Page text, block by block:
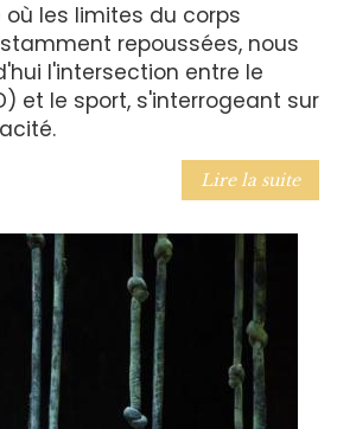
les limites du corps
repoussées, nous
l'intersection entre le
et le sport, s'interrogeant sur
Lire la suite